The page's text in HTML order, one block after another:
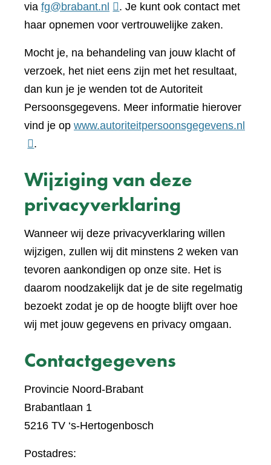
via fg@brabant.nl
. Je kunt ook contact met
haar opnemen voor vertrouwelijke zaken.
Mocht je, na behandeling van jouw klacht of
verzoek, het niet eens zijn met het resultaat,
dan kun je je wenden tot de Autoriteit
Persoonsgegevens. Meer informatie hierover
vind je op www.autoriteitpersoonsgegevens.nl
.
Wijziging van deze
privacyverklaring
Wanneer wij deze privacyverklaring willen
wijzigen, zullen wij dit minstens 2 weken van
tevoren aankondigen op onze site. Het is
daarom noodzakelijk dat je de site regelmatig
bezoekt zodat je op de hoogte blijft over hoe
wij met jouw gegevens en privacy omgaan.
Contactgegevens
Provincie Noord-Brabant
Brabantlaan 1
5216 TV ‘s-Hertogenbosch
Postadres: